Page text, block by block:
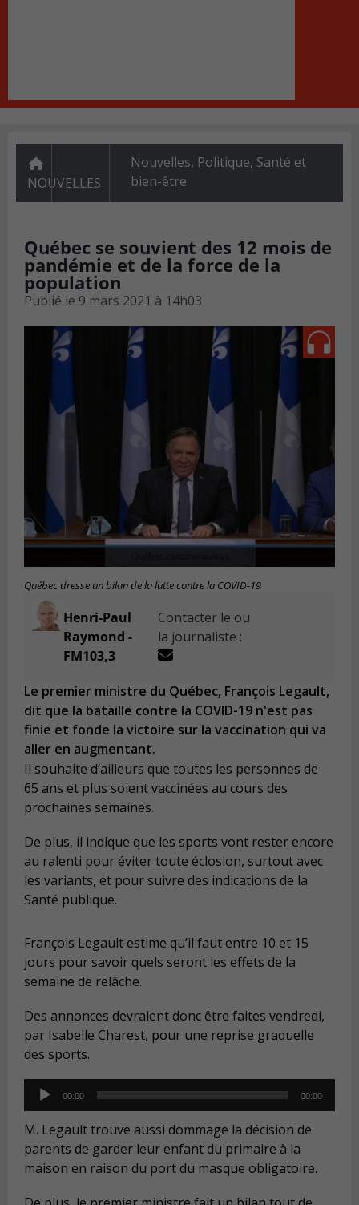
NOUVELLES
Nouvelles, Politique, Santé et
bien-être
Québec se souvient des 12 mois de
pandémie et de la force de la
population
Publié le 9 mars 2021 à 14h03
Québec dresse un bilan de la lutte contre la COVID-19
Henri-Paul
Raymond -
FM103,3
Contacter le ou
la journaliste :
Le premier ministre du Québec, François Legault,
dit que la bataille contre la COVID-19 n'est pas
finie et fonde la victoire sur la vaccination qui va
aller en augmentant.
Il souhaite d’ailleurs que toutes les personnes de
65 ans et plus soient vaccinées au cours des
prochaines semaines.
De plus, il indique que les sports vont rester encore
au ralenti pour éviter toute éclosion, surtout avec
les variants, et pour suivre des indications de la
Santé publique.
François Legault estime qu’il faut entre 10 et 15
jours pour savoir quels seront les effets de la
semaine de relâche.
Des annonces devraient donc être faites vendredi,
par Isabelle Charest, pour une reprise graduelle
des sports.
Audio
Player
00:00 00:00
M. Legault trouve aussi dommage la décision de
parents de garder leur enfant du primaire à la
maison en raison du port du masque obligatoire.